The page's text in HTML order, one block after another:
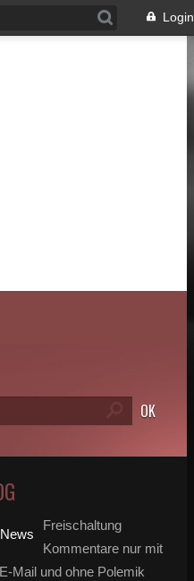
Login
Freischaltung
Kommentare nur mit
Mail und ohne Polemik